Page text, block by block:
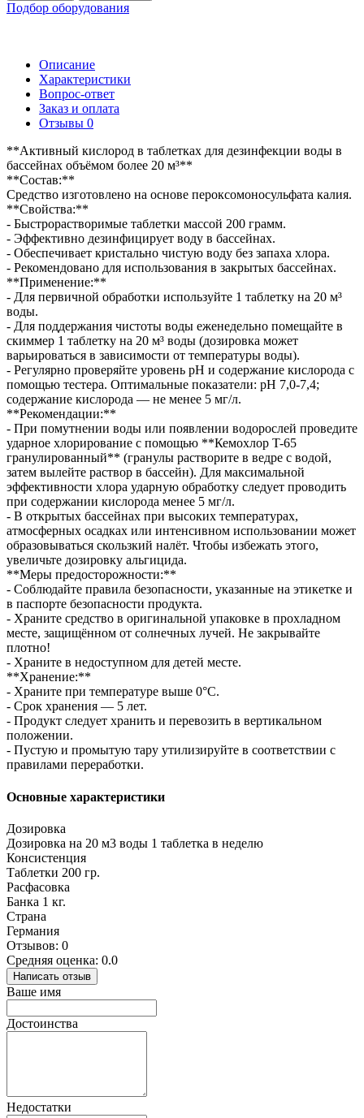
Подбор оборудования
Описание
Характеристики
Вопрос-ответ
Заказ и оплата
Отзывы 0
**Активный кислород в таблетках для дезинфекции воды в
бассейнах объёмом более 20 м³**
**Состав:**
Средство изготовлено на основе пероксомоносульфата калия.
**Свойства:**
- Быстрорастворимые таблетки массой 200 грамм.
- Эффективно дезинфицирует воду в бассейнах.
- Обеспечивает кристально чистую воду без запаха хлора.
- Рекомендовано для использования в закрытых бассейнах.
**Применение:**
- Для первичной обработки используйте 1 таблетку на 20 м³
воды.
- Для поддержания чистоты воды еженедельно помещайте в
скиммер 1 таблетку на 20 м³ воды (дозировка может
варьироваться в зависимости от температуры воды).
- Регулярно проверяйте уровень pH и содержание кислорода с
помощью тестера. Оптимальные показатели: pH 7,0-7,4;
содержание кислорода — не менее 5 мг/л.
**Рекомендации:**
- При помутнении воды или появлении водорослей проведите
ударное хлорирование с помощью **Кемохлор T-65
гранулированный** (гранулы растворите в ведре с водой,
затем вылейте раствор в бассейн). Для максимальной
эффективности хлора ударную обработку следует проводить
при содержании кислорода менее 5 мг/л.
- В открытых бассейнах при высоких температурах,
атмосферных осадках или интенсивном использовании может
образовываться скользкий налёт. Чтобы избежать этого,
увеличьте дозировку альгицида.
**Меры предосторожности:**
- Соблюдайте правила безопасности, указанные на этикетке и
в паспорте безопасности продукта.
- Храните средство в оригинальной упаковке в прохладном
месте, защищённом от солнечных лучей. Не закрывайте
плотно!
- Храните в недоступном для детей месте.
**Хранение:**
- Храните при температуре выше 0°C.
- Срок хранения — 5 лет.
- Продукт следует хранить и перевозить в вертикальном
положении.
- Пустую и промытую тару утилизируйте в соответствии с
правилами переработки.
Основные характеристики
Дозировка
Дозировка на 20 м3 воды 1 таблетка в неделю
Консистенция
Таблетки 200 гр.
Расфасовка
Банка 1 кг.
Страна
Германия
Отзывов: 0
Средняя оценка: 0.0
Написать отзыв
Ваше имя
Достоинства
Недостатки